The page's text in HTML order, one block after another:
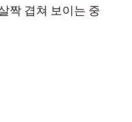
짝 겹쳐 보이는 중